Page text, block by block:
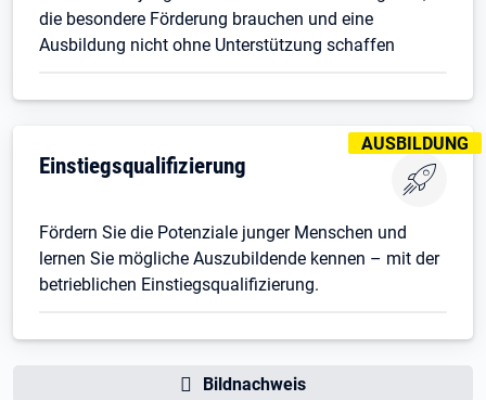
die besondere Förderung brauchen und eine
Ausbildung nicht ohne Unterstützung schaffen
Einstiegsqualifizierung
AUSBILDUNG
Fördern Sie die Potenziale junger Menschen und
lernen Sie mögliche Auszubildende kennen – mit der
betrieblichen Einstiegsqualifizierung.
Bildnachweis